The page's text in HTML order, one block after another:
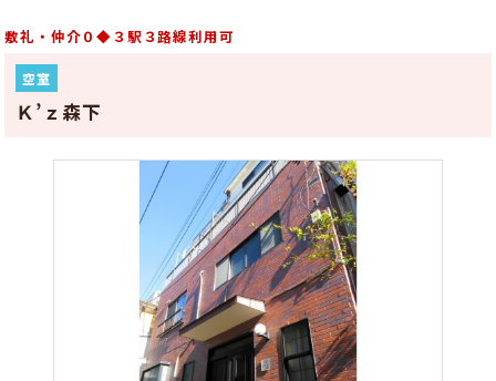
敷礼・仲介０◆３駅３路線利用可
空室
Ｋ’ｚ森下